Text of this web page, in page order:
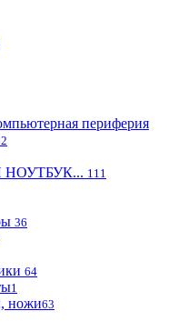
периферия
111
36
64
1
ножи63